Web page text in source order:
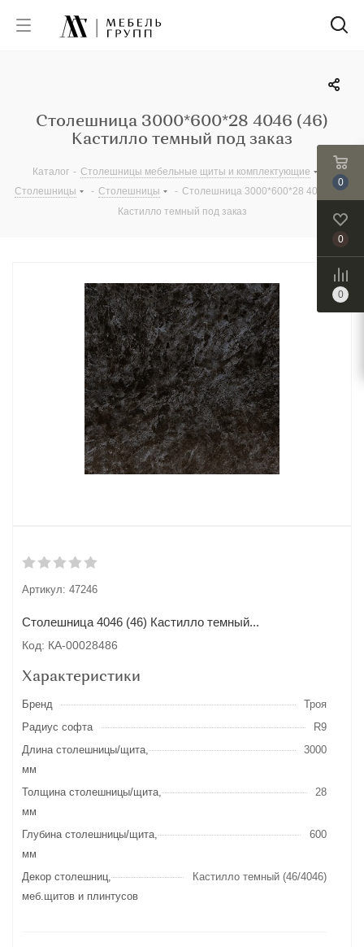
Столешница 3000*600*28 4046 (46)
Кастилло темный под заказ
Каталог - Столешницы мебельные щиты и комплектующие
Столешницы
- Столешницы - Столешница 3000*600*28 4046 (46)
Кастилло темный под заказ
Артикул: 47246
Столешница 4046 (46) Кастилло темный...
Код: КА-00028486
Характеристики
Бренд
Троя
Радиус софта
R9
Длина столешницы/щита,
мм
3000
Толщина столешницы/щита,
мм
28
Глубина столешницы/щита,
мм
600
Декор столешниц,
меб.щитов и плинтусов
Кастилло темный (46/4046)
0
0
0